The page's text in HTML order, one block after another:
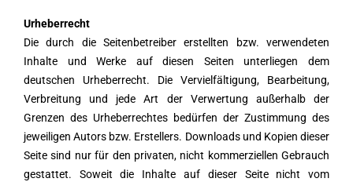
Urheberrecht
Die durch die Seitenbetreiber erstellten bzw. verwendeten
Inhalte und Werke auf diesen Seiten unterliegen dem
deutschen Urheberrecht. Die Vervielfältigung, Bearbeitung,
Verbreitung und jede Art der Verwertung außerhalb der
Grenzen des Urheberrechtes bedürfen der Zustimmung des
jeweiligen Autors bzw. Erstellers. Downloads und Kopien dieser
Seite sind nur für den privaten, nicht kommerziellen Gebrauch
gestattet. Soweit die Inhalte auf dieser Seite nicht vom